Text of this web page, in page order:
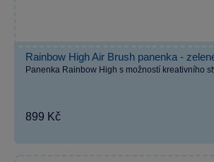
Rainbow High Air Brush panenka -
Panenka Rainbow High s možností kreativního
899 Kč